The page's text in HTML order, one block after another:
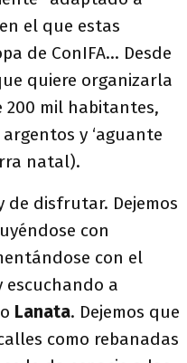
el que estas
de ConIFA… Desde
quiere organizarla
200 mil habitantes,
y ‘aguante
natal).
de disfrutar. Dejemos
con
con el
escuchando a
Lanata. Dejemos que
como rebanadas